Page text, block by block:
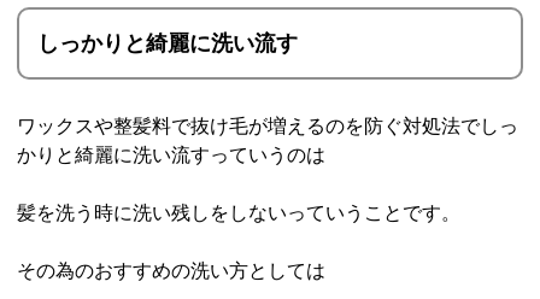
しっかりと綺麗に洗い流す
ワックスや整髪料で抜け毛が増えるのを防ぐ対処法でしっ
かりと綺麗に洗い流すっていうのは
髪を洗う時に洗い残しをしないっていうことです。
その為のおすすめの洗い方としては